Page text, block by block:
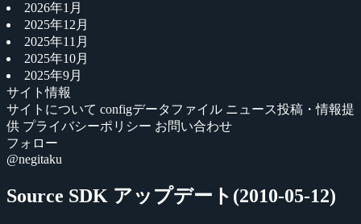
2026年1月
2025年12月
2025年11月
2025年10月
2025年9月
サイト情報
サイトについて configデータファイル ニュース投稿・情報提
供 プライバシーポリシー お問い合わせ
フォロー
@negitaku
Source SDK アップデート(2010-05-12)